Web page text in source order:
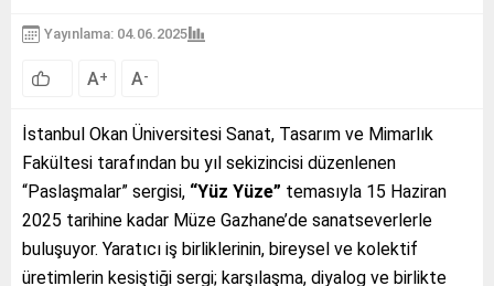
Yayınlama: 04.06.2025
A+ A-
İstanbul Okan Üniversitesi Sanat, Tasarım ve Mimarlık
Fakültesi tarafından bu yıl sekizincisi düzenlenen
“Paslaşmalar” sergisi, “Yüz Yüze” temasıyla 15 Haziran
2025 tarihine kadar Müze Gazhane’de sanatseverlerle
buluşuyor. Yaratıcı iş birliklerinin, bireysel ve kolektif
üretimlerin kesiştiği sergi; karşılaşma, diyalog ve birlikte